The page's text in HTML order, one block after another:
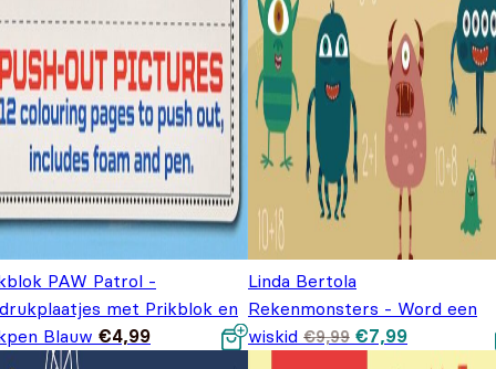
PAW Patrol -
met Prikblok en
Blauw €4,99
Linda Bertola
Rekenmonsters - Word een
wiskid €9,99 Oorspronkelijke
prijs was:
€7,99Huidige
is: €7,99.